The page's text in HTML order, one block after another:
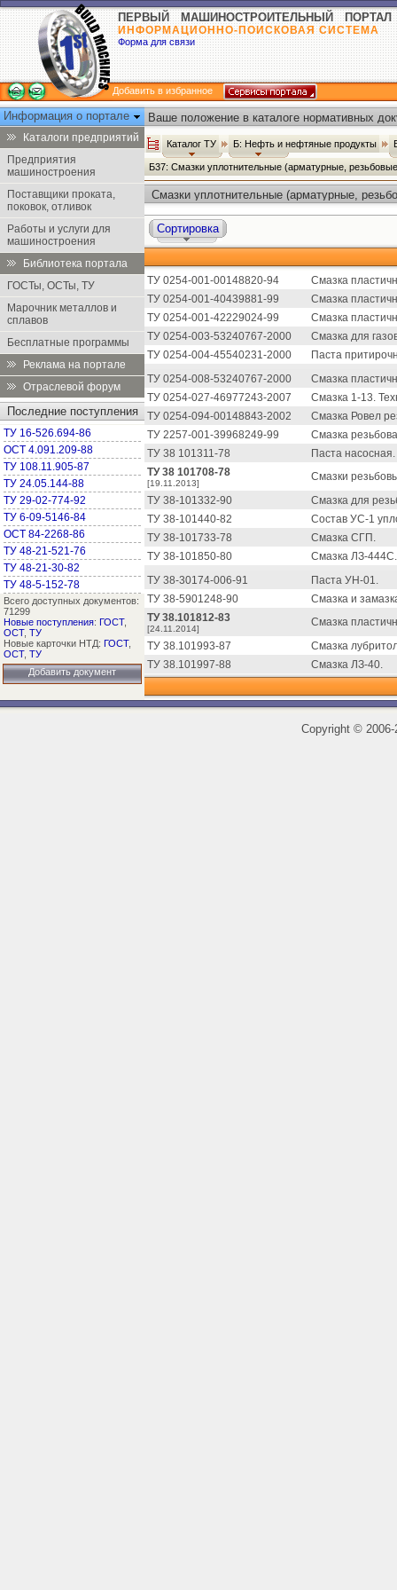
ПЕРВЫЙ МАШИНОСТРОИТЕЛЬНЫЙ ПОРТАЛ
ИНФОРМАЦИОННО-ПОИСКОВАЯ СИСТЕМА
Форма для связи
Добавить в избранное
Информация о портале
Каталоги предприятий
Предприятия
машиностроения
Поставщики проката,
поковок, отливок
Работы и услуги для
машиностроения
Библиотека портала
ГОСТы, ОСТы, ТУ
Марочник металлов и
сплавов
Бесплатные программы
Реклама на портале
Отраслевой форум
Последние поступления
ТУ 16-526.694-86
ОСТ 4.091.209-88
ТУ 108.11.905-87
ТУ 24.05.144-88
ТУ 29-02-774-92
ТУ 6-09-5146-84
ОСТ 84-2268-86
ТУ 48-21-521-76
ТУ 48-21-30-82
ТУ 48-5-152-78
Всего доступных документов:
71299
Новые поступления: ГОСТ,
ОСТ, ТУ
Новые карточки НТД: ГОСТ,
ОСТ, ТУ
Добавить документ
Ваше положение в каталоге нормативных
Каталог ТУ Б: Нефть и нефтяные продукты
Б37: Смазки уплотнительные (арматурные,
Смазки уплотнительные (арматурные,
Сортировка
ТУ 0254-001-00148820-94
Смазка
ТУ 0254-001-40439881-99
Смазка
ТУ 0254-001-42229024-99
Смазка
ТУ 0254-003-53240767-2000
Смазка для
ТУ 0254-004-45540231-2000
Паста
ТУ 0254-008-53240767-2000
Смазка
ТУ 0254-027-46977243-2007
Смазка 1-13.
ТУ 0254-094-00148843-2002
Смазка Ровел
ТУ 2257-001-39968249-99
Смазка
ТУ 38 101311-78
Паста насосная.
ТУ 38 101708-78
[19.11.2013]
Смазки
ТУ 38-101332-90
Смазка для
ТУ 38-101440-82
Состав УС-1
ТУ 38-101733-78
Смазка СГП.
ТУ 38-101850-80
Смазка ЛЗ-444С.
ТУ 38-30174-006-91
Паста УН-01.
ТУ 38-5901248-90
Смазка и
ТУ 38.101812-83
[24.11.2014]
Смазка
ТУ 38.101993-87
Смазка
ТУ 38.101997-88
Смазка ЛЗ-40.
Copyright ©